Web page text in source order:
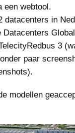
een webtool.
datacenters in
3
paar
modellen